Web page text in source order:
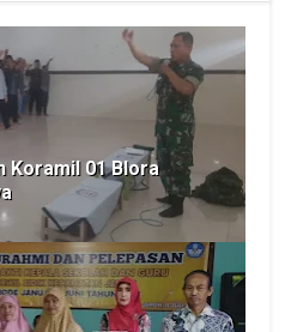
Koramil 01 Blora